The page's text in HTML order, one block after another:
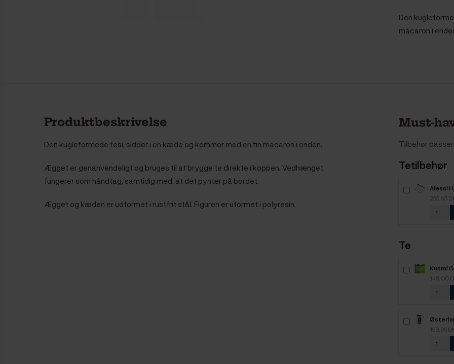
Den
macaron i
Produktbeskrivelse
Den kugleformede tesi, sidder i en kæde og kommer med en fin macaron i enden.
Ægget er genanvendeligt og bruges til at brygge te direkte i koppen. Vedhænget
fungerer som håndtag, samtidig med, at det pynter på bordet.
Ægget og kæden er udformet i rustfrit stål. Figuren er uformet i polyresin.
Must-
Tilbehør
Tetilbehør
Alessi
255,95
Te
Kusmi
Ingefær
149,00
159,95